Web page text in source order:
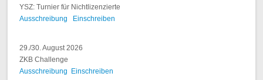
YSZ: Turnier für Nichtlizenzierte
Ausschreibung
Einschreiben
29./30. August 2026
ZKB Challenge
Ausschreibung Einschreiben